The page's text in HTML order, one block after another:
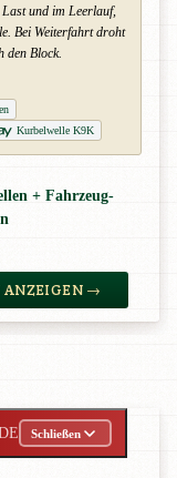
und im Leerlauf,
Bei Weiterfahrt droht
den Block.
Kurbelwelle K9K
+ Fahrzeug-
ANZEIGEN →
Schließen